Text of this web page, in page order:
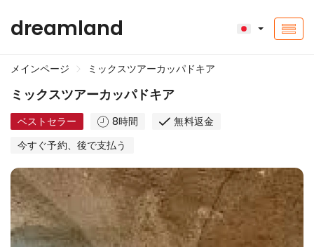
dreamland
メインページ ミックスツアーカッパドキア
ミックスツアーカッパドキア
ベストセラー 8時間
無料返金
今すぐ予約、後で支払う